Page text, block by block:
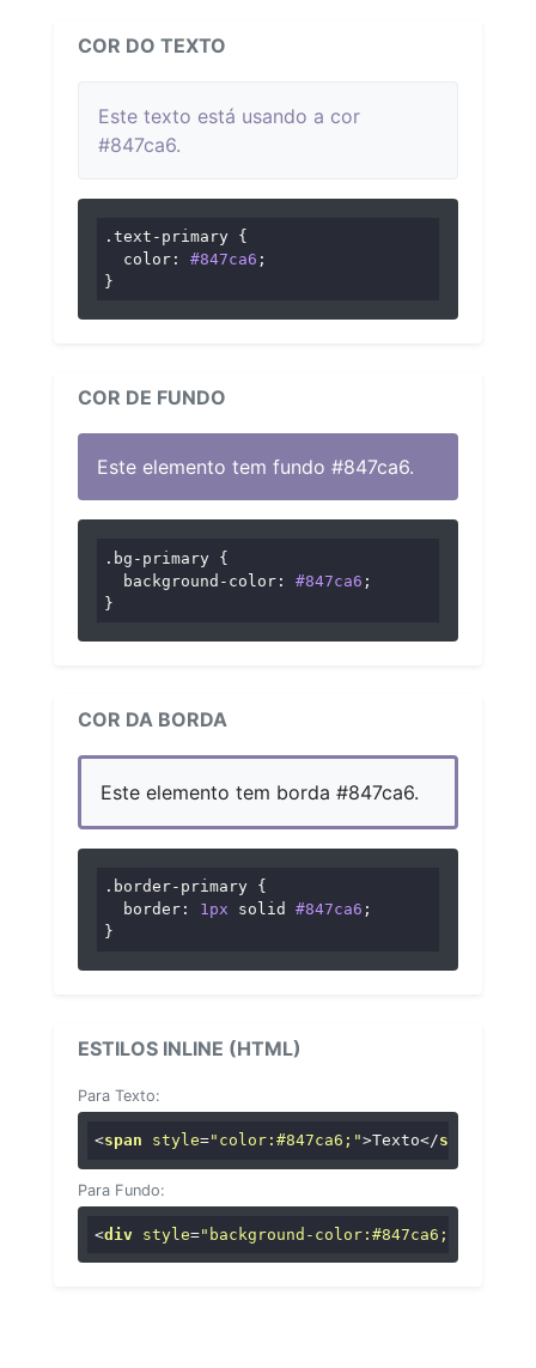
COR DO TEXTO
Este texto está usando a cor
#847ca6.
.text-primary {
color : #847ca6 ;
}
COR DE FUNDO
Este elemento tem fundo #847ca6.
.bg-primary {
background-color : #847ca6 ;
}
COR DA BORDA
Este elemento tem borda #847ca6.
.border-primary {
border : 1px solid #847ca6 ;
}
ESTILOS INLINE (HTML)
Para Texto:
<span style="color:#847ca6;">Texto</span
Para Fundo:
<div style="background-color:#847ca6;"